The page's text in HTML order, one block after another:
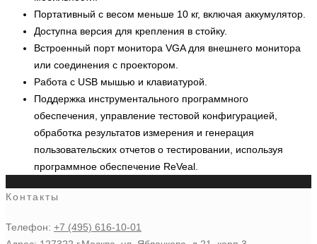
Портативный с весом меньше 10 кг, включая аккумулятор.
Доступна версия для крепления в стойку.
Встроенный порт монитора VGA для внешнего монитора
или соединения с проектором.
Работа с USB мышью и клавиатурой.
Поддержка инструментального программного
обеспечения, управление тестовой конфигурацией,
обработка результатов измерения и генерация
пользовательских отчетов о тестировании, используя
программное обеспечение ReVeal.
Контакты
Телефон: +7 (495) 616-10-01